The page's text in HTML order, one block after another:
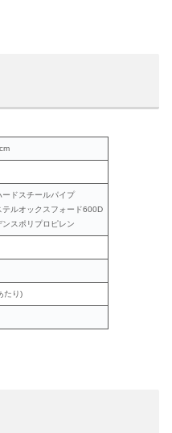
ードスチールパイプ
テルオックスフォード600D
スポリプロピレン
たり)